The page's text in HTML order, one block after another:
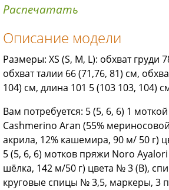
Распечатать
Описание модели
Размеры: XS (S, М, L): обхват груди
обхват талии 66 (71,76, 81) см,
104) см, длина 101 5 (103 103, 104)
Вам потребуется: 5 (5, 6, 6) 1
Cashmerino Aran (55%
акрила, 12% кашемира, 90 м/ 50 г)
5 (5, 6, 6) мотков пряжи Noro
шёлка, 142 м/50 г) цвета № 3 (В),
круговые спицы № 3,5, маркеры, 3